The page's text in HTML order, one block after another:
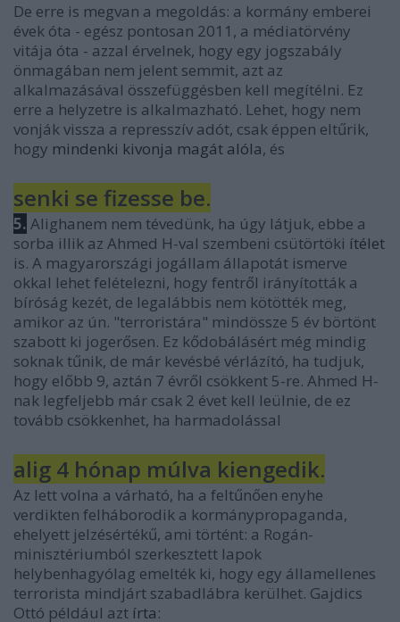
De erre is megvan a megoldás: a kormány emberei
évek óta - egész pontosan 2011, a médiatörvény
vitája óta - azzal érvelnek, hogy egy jogszabály
önmagában nem jelent semmit, azt az
alkalmazásával összefüggésben kell megítélni. Ez
erre a helyzetre is alkalmazható. Lehet, hogy nem
vonják vissza a represszív adót, csak éppen eltűrik,
hogy mindenki kivonja magát alóla, és
senki se fizesse be.
5. Alighanem nem tévedünk, ha úgy látjuk, ebbe a
sorba illik az Ahmed H-val szembeni csütörtöki ítélet
is. A magyarországi jogállam állapotát ismerve
okkal lehet felételezni, hogy fentről irányították a
bíróság kezét, de legalábbis nem kötötték meg,
amikor az ún. "terroristára" mindössze 5 év börtönt
szabott ki jogerősen. Ez kődobálásért még mindig
soknak tűnik, de már kevésbé vérlázító, ha tudjuk,
hogy előbb 9, aztán 7 évről csökkent 5-re. Ahmed H-
nak legfeljebb már csak 2 évet kell leülnie, de ez
tovább csökkenhet, ha harmadolással
alig 4 hónap múlva kiengedik.
Az lett volna a várható, ha a feltűnően enyhe
verdikten felháborodik a kormánypropaganda,
ehelyett jelzésértékű, ami történt: a Rogán-
minisztériumból szerkesztett lapok
helybenhagyólag emelték ki, hogy egy államellenes
terrorista mindjárt szabadlábra kerülhet. Gajdics
Ottó például azt írta: